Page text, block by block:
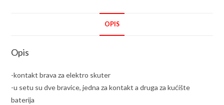
OPIS
Opis
-kontakt brava za elektro skuter
-u setu su dve bravice, jedna za kontakt a druga za kućište
baterija